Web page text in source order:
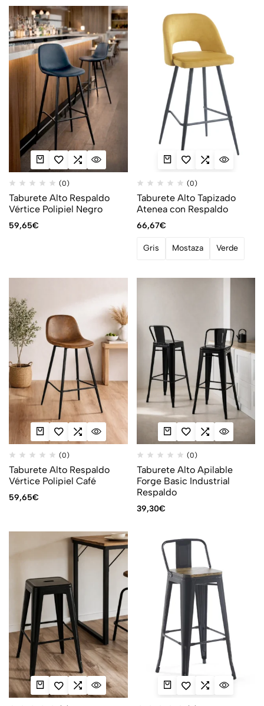
(0)
Taburete Alto Respaldo
Vértice Polipiel Negro
59,65€
(0)
Taburete Alto Tapizado
Atenea con Respaldo
66,67€
Gris Mostaza Verde
(0)
Taburete Alto Respaldo
Vértice Polipiel Café
59,65€
(0)
Taburete Alto Apilable
Forge Basic Industrial
Respaldo
39,30€